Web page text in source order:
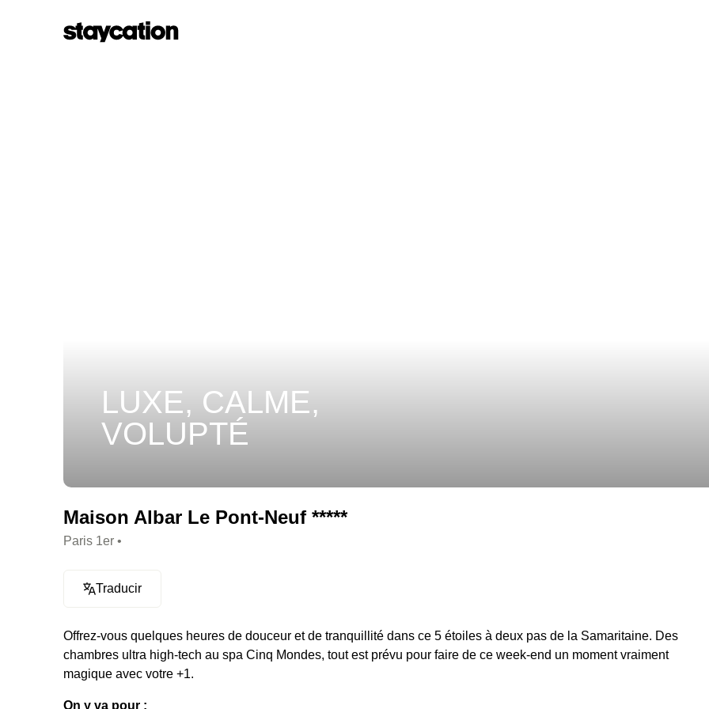
LUXE, CALME,
VOLUPTÉ
Maison Albar Le Pont-Neuf *****
Paris 1er •
Traducir
Offrez-vous quelques heures de douceur et de tranquillité dans ce 5 étoiles à deux pas de la Samaritaine. Des
chambres ultra high-tech au spa Cinq Mondes, tout est prévu pour faire de ce week-end un moment vraiment
magique avec votre +1.
On y va pour :